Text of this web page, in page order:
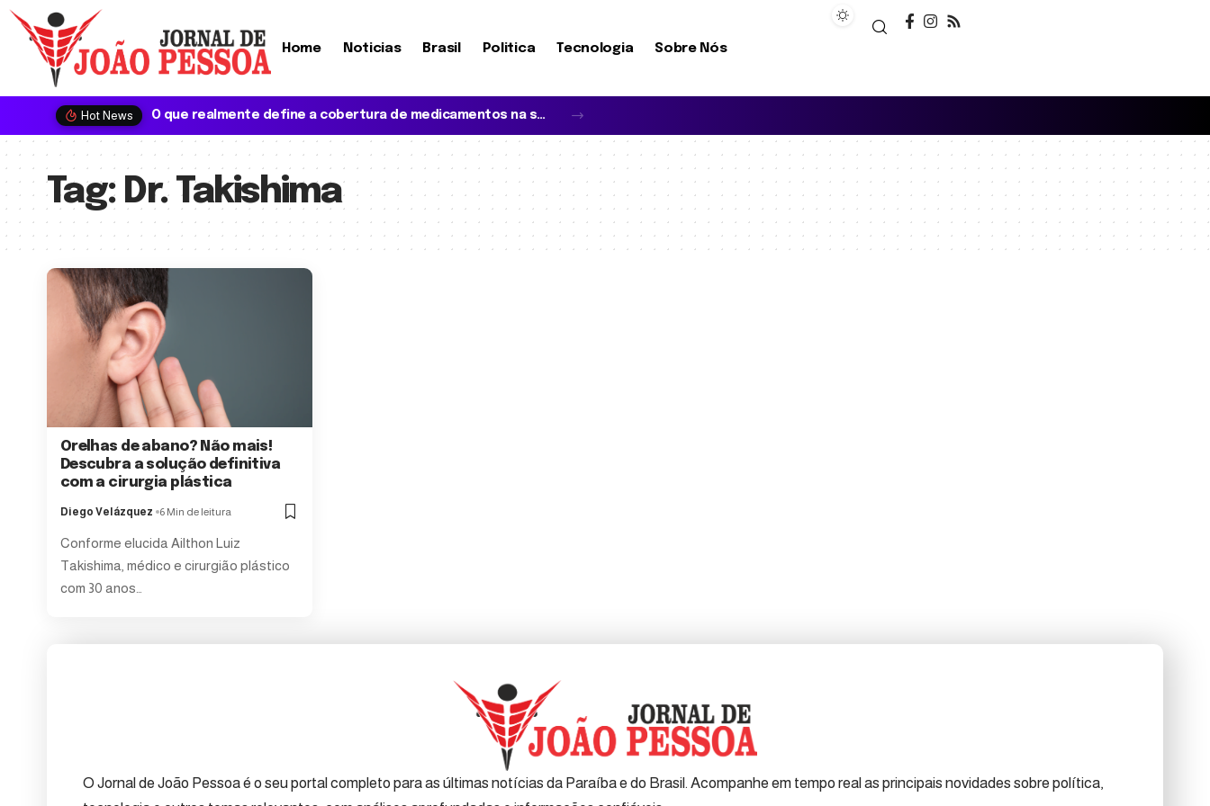
Home Noticias Brasil Politica Tecnologia Sobre Nós
Hot News O que realmente define a cobertura de medicamentos na saúde suplementar?
Tag: Dr. Takishima
Orelhas de abano? Não mais!
Descubra a solução definitiva
com a cirurgia plástica
Diego Velázquez 6 Min de leitura
Conforme elucida Ailthon Luiz
Takishima, médico e cirurgião plástico
com 30 anos…
O Jornal de João Pessoa é o seu portal completo para as últimas notícias da Paraíba e do Brasil. Acompanhe em tempo real as principais novidades sobre política,